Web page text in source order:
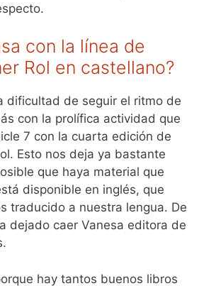
con la línea de
Rol en castellano?
dificultad de seguir el ritmo de
con la prolífica actividad que
7 con la cuarta edición de
Esto nos deja ya bastante
que haya material que
disponible en inglés, que
traducido a nuestra lengua. De
dejado caer Vanesa editora de
hay tantos buenos libros